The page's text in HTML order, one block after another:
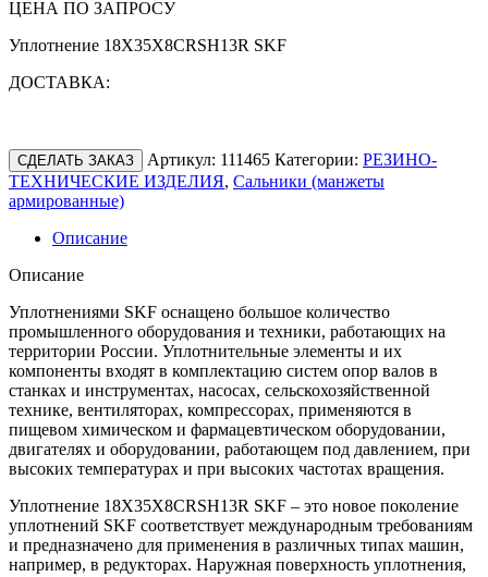
ЦЕНА ПО ЗАПРОСУ
Уплотнение 18X35X8CRSH13R SKF
ДОСТАВКА:
СДЕЛАТЬ ЗАКАЗ Артикул: 111465 Категории: РЕЗИНО-
ТЕХНИЧЕСКИЕ ИЗДЕЛИЯ, Сальники (манжеты
армированные)
Описание
Описание
Уплотнениями SKF оснащено большое количество
промышленного оборудования и техники, работающих на
территории России. Уплотнительные элементы и их
компоненты входят в комплектацию систем опор валов в
станках и инструментах, насосах, сельскохозяйственной
технике, вентиляторах, компрессорах, применяются в
пищевом химическом и фармацевтическом оборудовании,
двигателях и оборудовании, работающем под давлением, при
высоких температурах и при высоких частотах вращения.
Уплотнение 18X35X8CRSH13R SKF – это новое поколение
уплотнений SKF соответствует международным требованиям
и предназначено для применения в различных типах машин,
например, в редукторах. Наружная поверхность уплотнения,